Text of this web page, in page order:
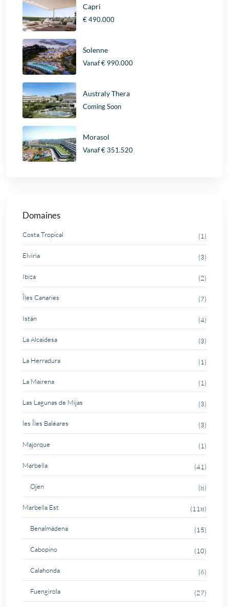
Capri
€ 490.000
Solenne
Vanaf€ 990.000
Australy Thera
Coming Soon
Morasol
Vanaf€ 351.520
Domaines
Costa Tropical (1)
Elviria (3)
Ibiza (2)
Îles Canaries (7)
Istán (4)
La Alcaidesa (3)
La Herradura (1)
La Mairena (1)
Las Lagunas de Mijas (3)
les Îles Baléares (3)
Majorque (1)
Marbella (41)
Ojen (8)
Marbella Est (118)
Benalmádena (15)
Cabopino (10)
Calahonda (6)
Fuengirola (27)